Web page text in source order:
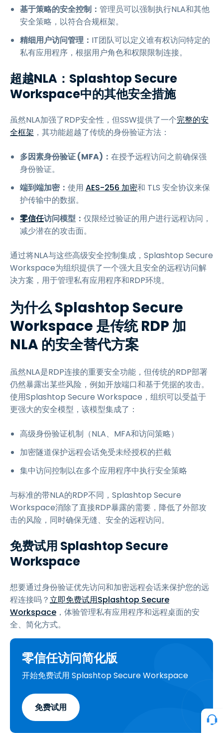
基于策略的安全控制： 管理员可以强制执行NLA和其他
安全策略，以符合合规框架。
精细用户访问管理： IT团队可以定义谁有权访问特定的
私有应用程序，根据用户角色和权限限制连接。
超越NLA：Splashtop Secure
Workspace中的其他安全措施
虽然NLA加强了RDP安全性，但SSW提供了一个完整的安
全框架 ，其功能超越了传统的身份验证方法：
多因素身份验证 (MFA)： 在授予远程访问之前确保强
身份验证。
端到端加密： 使用 AES-256 加密和 TLS 安全协议来保
护传输中的数据。
零信任访问模型： 仅限经过验证的用户进行远程访问，
减少潜在的攻击面。
通过将NLA与这些高级安全控制集成，Splashtop Secure
Workspace为组织提供了一个强大且安全的远程访问解
决方案，用于管理私有应用程序和RDP环境。
为什么 Splashtop Secure
Workspace 是传统 RDP 加
NLA 的安全替代方案
虽然NLA是RDP连接的重要安全功能，但传统的RDP部署
仍然暴露出某些风险，例如开放端口和基于凭据的攻击。
使用Splashtop Secure Workspace，组织可以受益于
更强大的安全模型，该模型集成了：
高级身份验证机制（NLA、MFA和访问策略）
加密隧道保护远程会话免受未经授权的拦截
集中访问控制以在多个应用程序中执行安全策略
与标准的带NLA的RDP不同，Splashtop Secure
Workspace消除了直接RDP暴露的需要，降低了外部攻
击的风险，同时确保无缝、安全的远程访问。
免费试用 Splashtop Secure
Workspace
想要通过身份验证优先访问和加密远程会话来保护您的远
程连接吗？立即免费试用Splashtop Secure
Workspace ，体验管理私有应用程序和远程桌面的安
全、简化方式。
零信任访问简化版
开始免费试用 Splashtop Secure Workspace
免费试用